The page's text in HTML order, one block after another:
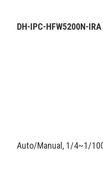
DH-IPC-HFW5200N-IRA
Auto/Manual, 1/4~1/